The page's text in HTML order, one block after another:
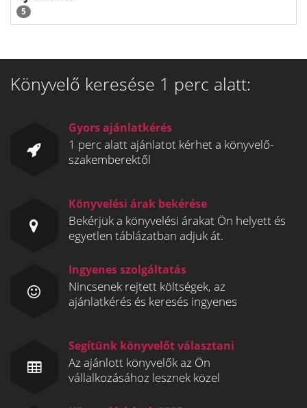
5
Könyvelő keresése 1 perc alatt:
Gyors ajánlatkérés
1 perc alatt ajánlatot kérhet a könyvelő-
szakemberektől
Könyvelési árak bekérése
Bekérjük a könyvelési árakat Ön helyett és
egyetlen táblázatban adjuk át.
Ingyenes szolgáltatás
Nincsenek rejtett költségek, az
ajánlatkérés és keresés ingyenes
Segítünk könyvelőt választani
Az ajánlott könyvelők az Ön
vállalkozásához lesznek közel